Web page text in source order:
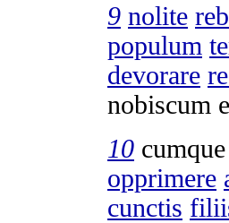
9 nolite
populum
devorare
nobiscum
10 cumque
opprimere
cunctis